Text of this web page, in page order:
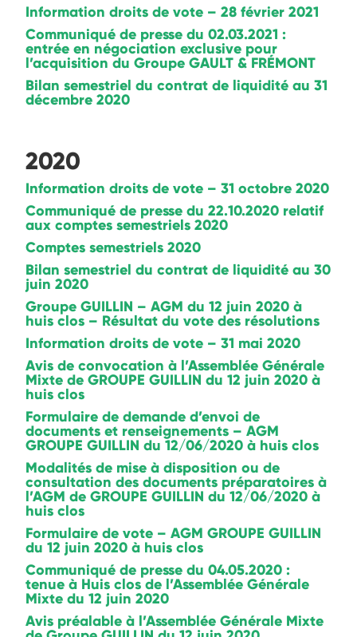
Information droits de vote – 28 février 2021
Communiqué de presse du 02.03.2021 :
entrée en négociation exclusive pour
l’acquisition du Groupe GAULT & FRÉMONT
Bilan semestriel du contrat de liquidité au 31
décembre 2020
2020
Information droits de vote – 31 octobre 2020
Communiqué de presse du 22.10.2020 relatif
aux comptes semestriels 2020
Comptes semestriels 2020
Bilan semestriel du contrat de liquidité au 30
juin 2020
Groupe GUILLIN – AGM du 12 juin 2020 à
huis clos – Résultat du vote des résolutions
Information droits de vote – 31 mai 2020
Avis de convocation à l’Assemblée Générale
Mixte de GROUPE GUILLIN du 12 juin 2020 à
huis clos
Formulaire de demande d’envoi de
documents et renseignements – AGM
GROUPE GUILLIN du 12/06/2020 à huis clos
Modalités de mise à disposition ou de
consultation des documents préparatoires à
l’AGM de GROUPE GUILLIN du 12/06/2020 à
huis clos
Formulaire de vote – AGM GROUPE GUILLIN
du 12 juin 2020 à huis clos
Communiqué de presse du 04.05.2020 :
tenue à Huis clos de l’Assemblée Générale
Mixte du 12 juin 2020
Avis préalable à l’Assemblée Générale Mixte